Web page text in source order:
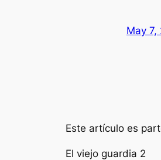
May 7,
Este artículo es
El viejo guardia 2